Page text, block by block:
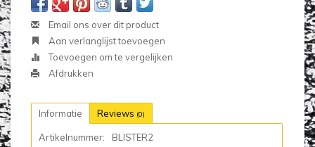
Email ons over dit product
Aan verlanglijst toevoegen
Toevoegen om te vergelijken
Afdrukken
Informatie Reviews (0)
Artikelnummer:
BLISTER2